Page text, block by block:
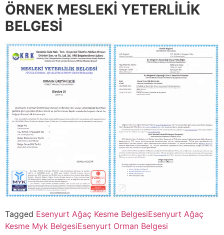
ÖRNEK MESLEKİ YETERLİLİK
BELGESİ
Tagged Esenyurt Ağaç Kesme BelgesiEsenyurt Ağaç
Kesme Myk BelgesiEsenyurt Orman Belgesi